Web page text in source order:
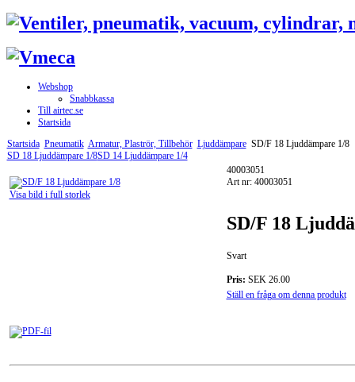
Webshop
Snabbkassa
Till airtec.se
Startsida
Startsida Pneumatik Armatur, Plaströr, Tillbehör Ljuddämpare SD/F 18 Ljuddämpare 1/8
SD 18 Ljuddämpare 1/8SD 14 Ljuddämpare 1/4
Visa bild i full storlek
40003051
Art nr: 40003051
SD/F 18
Svart
Pris: SEK 26.00
Ställ en fråga om denna produkt